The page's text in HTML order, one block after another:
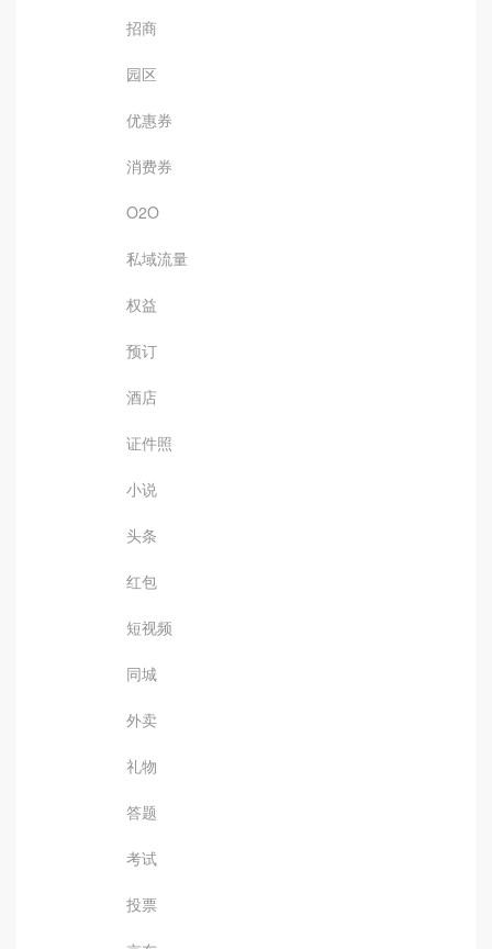
招商
园区
优惠券
消费券
O2O
私域流量
权益
预订
酒店
证件照
小说
头条
红包
短视频
同城
外卖
礼物
答题
考试
投票